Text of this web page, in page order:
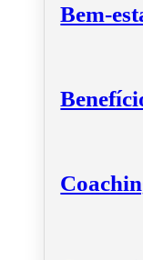
Bem-